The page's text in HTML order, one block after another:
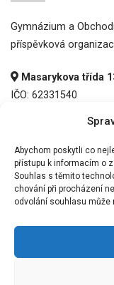
Abychom poskytli co
přístupu k informacím o
Souhlas s těmito
chování při procházení
odvolání souhlasu může
Gymnázium a
příspěvková
Masarykova třída
IČO: 62331540
REDIZO: 600016536